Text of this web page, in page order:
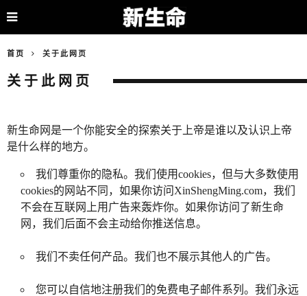
首页 关于此网页
关于此网页
新生命网是一个你能安全的探索关于上帝是谁以及认识上帝
是什么样的地方。
我们尊重你的隐私。我们使用cookies，但与大多数使用
cookies的网站不同，如果你访问XinShengMing.com，我们
不会在互联网上用广告来轰炸你。如果你访问了新生命
网，我们后面不会主动给你推送信息。
我们不卖任何产品。我们也不展示其他人的广告。
您可以自信地注册我们的免费电子邮件系列。我们永远